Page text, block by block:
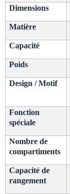
Dimensions
Matière
Capacité
Poids
Design / Motif
Fonction
spéciale
Nombre de
compartiments
Capacité de
rangement